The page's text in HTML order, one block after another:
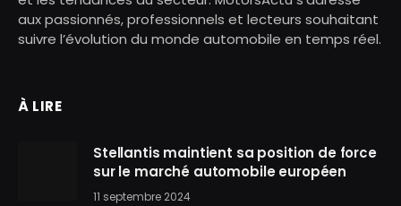
aux passionnés, professionnels et lecteurs souhaitant
suivre l’évolution du monde automobile en temps réel.
À LIRE
Stellantis maintient sa position de force
sur le marché automobile européen
11 septembre 2024